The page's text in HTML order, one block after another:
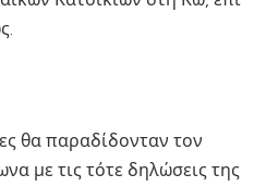
θα παραδίδονταν τον
με τις τότε δηλώσεις της